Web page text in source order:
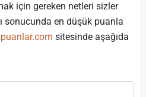
için gereken netleri sizler
sonucunda en düşük puanla
sitesinde aşağıda